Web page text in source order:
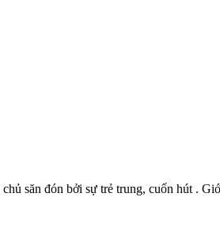
săn đón bởi sự trẻ trung, cuốn hút .